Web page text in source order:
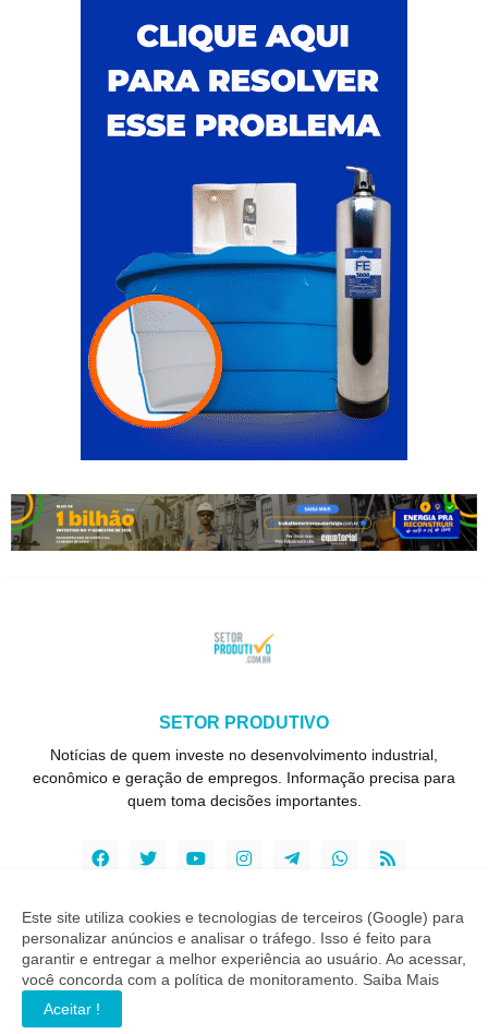
SETOR PRODUTIVO
Notícias de quem investe no desenvolvimento industrial,
econômico e geração de empregos. Informação precisa para
quem toma decisões importantes.
Copyright ©2026Setor Produtivo
INÍCIO SOBRE CONTATO LGPD
EXPEDIENTE
Este site utiliza cookies e tecnologias de terceiros (Google) para
personalizar anúncios e analisar o tráfego. Isso é feito para
garantir e entregar a melhor experiência ao usuário. Ao acessar,
você concorda com a política de monitoramento. Saiba Mais
Aceitar !